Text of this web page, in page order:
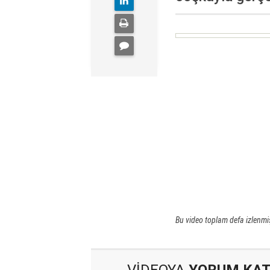
Bu video toplam defa